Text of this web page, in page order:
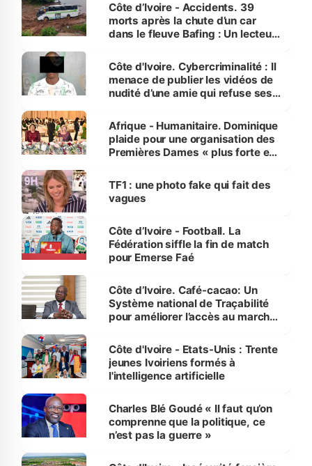
Côte d’Ivoire - Accidents. 39
morts après la chute d’un car
dans le fleuve Bafing : Un lecteur
des Transports
Côte d'Ivoire. Cybercriminalité : Il
menace de publier les vidéos de
nudité d’une amie qui refuse ses
Afrique - Humanitaire. Dominique
plaide pour une organisation des
Premières Dames « plus forte et
sur la scène internationale »
TF1 : une photo fake qui fait des
vagues
Côte d’Ivoire - Football. La
Fédération siffle la fin de match
pour Emerse Faé
Côte d’Ivoire. Café-cacao: Un
Système national de Traçabilité
pour améliorer l’accès au marché
Côte d'Ivoire - Etats-Unis : Trente
jeunes Ivoiriens formés à
l'intelligence artificielle
Charles Blé Goudé « Il faut qu’on
comprenne que la politique, ce
n’est pas la guerre »